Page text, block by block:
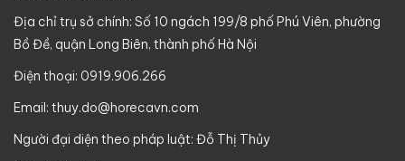
Địa chỉ trụ sở chính: Số 10 ngách 199/8 phố Phú Viên, phường
Bồ Đề, quận Long Biên, thành phố Hà Nội
Điện thoại: 0919.906.266
Email: thuy.do@horecavn.com
Người đại diện theo pháp luật: Đỗ Thị Thủy